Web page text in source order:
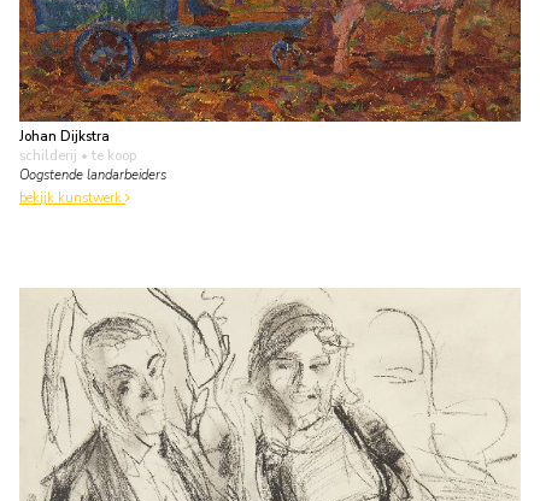
Johan Dijkstra
schilderij • te koop
Oogstende landarbeiders
bekijk kunstwerk